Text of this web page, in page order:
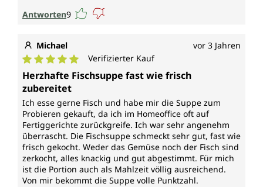
Antworten9
Michael vor 3 Jahren
Durchschnittliche Bewertung von 5 von 5 Sternen
Verifizierter Kauf
Herzhafte Fischsuppe fast wie frisch
zubereitet
Ich esse gerne Fisch und habe mir die Suppe zum
Probieren gekauft, da ich im Homeoffice oft auf
Fertiggerichte zurückgreife. Ich war sehr angenehm
überrascht. Die Fischsuppe schmeckt sehr gut, fast wie
frisch gekocht. Weder das Gemüse noch der Fisch sind
zerkocht, alles knackig und gut abgestimmt. Für mich
ist die Portion auch als Mahlzeit völlig ausreichend.
Von mir bekommt die Suppe volle Punktzahl.